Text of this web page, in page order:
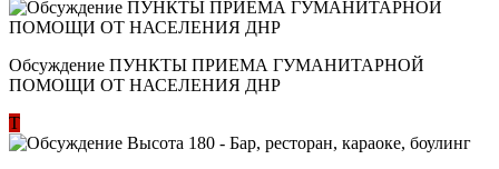
Обсуждение ​ПУНКТЫ ПРИЕМА ГУМАНИТАРНОЙ
ПОМОЩИ ОТ НАСЕЛЕНИЯ ДНР
Т